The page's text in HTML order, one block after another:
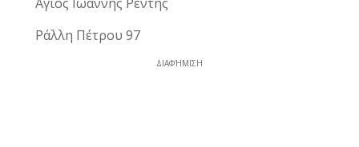
Ράλλη Πέτρου 97
ΔΙΑΦΉΜΙΣΗ